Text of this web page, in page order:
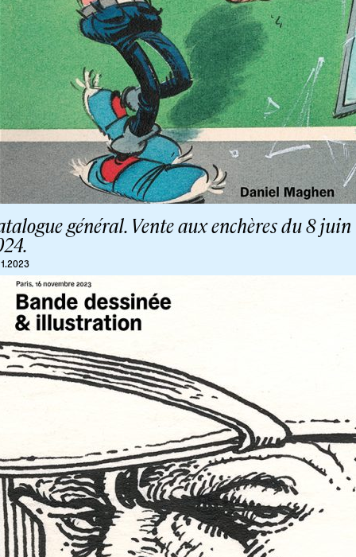
général. Vente aux enchères du 8 juin